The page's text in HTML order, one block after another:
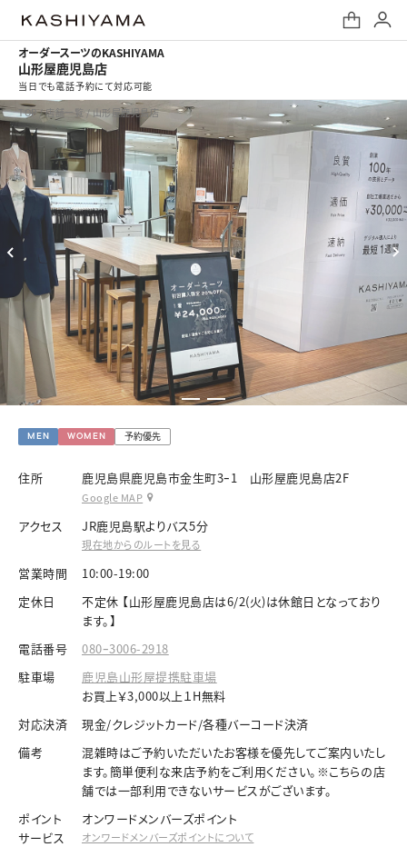
オーダースーツのKASHIYAMA
山形屋鹿児島店
当日でも電話予約にて対応可能
TOP/店舗一覧 /山形屋鹿児島店
MEN WOMEN 予約優先
住所 鹿児島県鹿児島市金生町3ｰ1 山形屋鹿児島店2F
Google MAP
アクセス JR鹿児島駅よりバス5分
現在地からのルートを見る
営業時間
10:00-19:00
定休日
不定休 【山形屋鹿児島店は6/2(火)は休館日となっており
ます。】
電話番号
080ｰ3006-2918
駐車場
鹿児島山形屋提携駐車場
お買上￥3,000以上１H無料
対応決済
現金/クレジットカード/各種バーコード決済
備考
混雑時はご予約いただいたお客様を優先してご案内いたし
ます。簡単便利な来店予約をご利用ください。※こちらの店
舗では一部利用できないサービスがございます。
ポイント
サービス
オンワードメンバーズポイント
オンワードメンバーズポイントについて